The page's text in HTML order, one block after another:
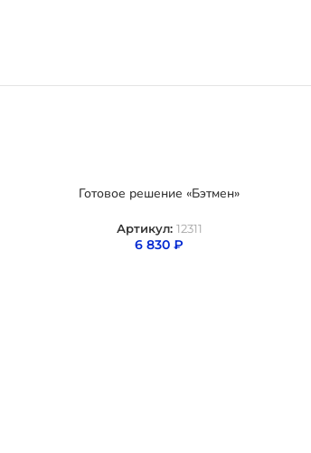
Готовое решение «Бэтмен»
Артикул: 12311
6 830 ₽